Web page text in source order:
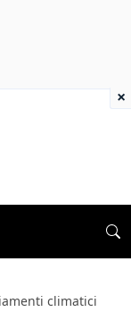
climatici
×